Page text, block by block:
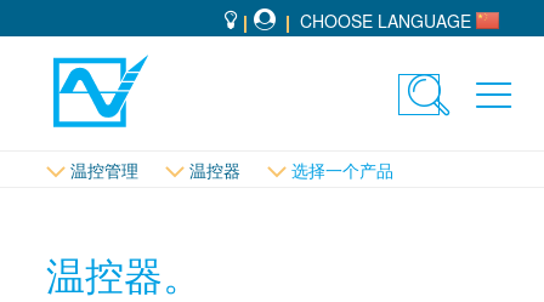
CHOOSE LANGUAGE
Toggle
温控管理 温控器 选择一个产品
温控器。